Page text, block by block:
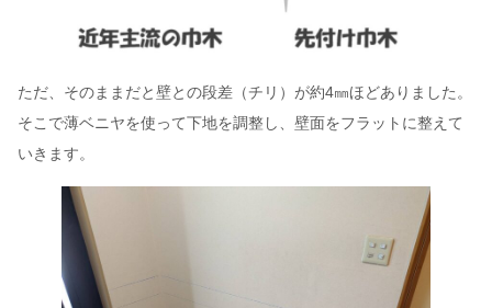
ただ、そのままだと壁との段差（チリ）が約4㎜ほどありました。
そこで薄ベニヤを使って下地を調整し、壁面をフラットに整えて
いきます。